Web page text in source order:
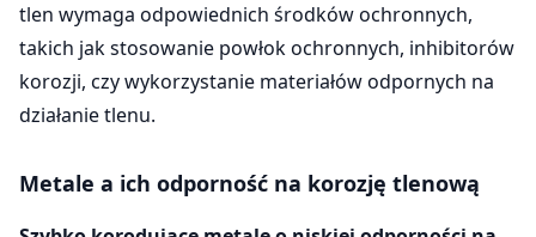
tlen wymaga odpowiednich środków ochronnych,
takich jak stosowanie powłok ochronnych, inhibitorów
korozji, czy wykorzystanie materiałów odpornych na
działanie tlenu.
Metale a ich odporność na korozję tlenową